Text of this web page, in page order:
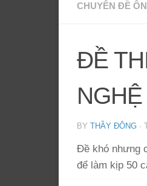
CHUYÊN ĐỀ
ĐỀ
BY THẦY ĐÔNG ·
Đề khó nhưng
để làm kịp 50